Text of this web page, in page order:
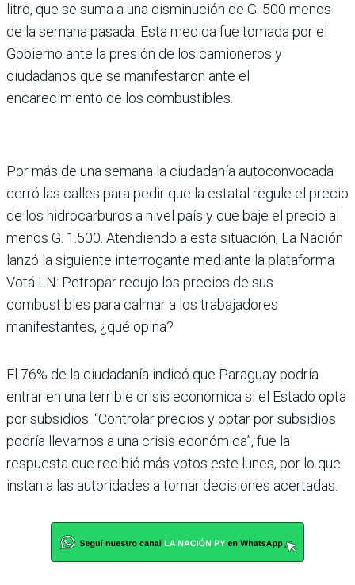
litro, que se suma a una disminución de G. 500 menos
de la semana pasada. Esta medida fue tomada por el
Gobierno ante la presión de los camioneros y
ciudadanos que se manifestaron ante el
encarecimiento de los combustibles.
Por más de una semana la ciudadanía autoconvocada
cerró las calles para pedir que la estatal regule el precio
de los hidrocarburos a nivel país y que baje el precio al
menos G. 1.500. Atendiendo a esta situación, La Nación
lanzó la siguiente interrogante mediante la plataforma
Votá LN: Petropar redujo los precios de sus
combustibles para calmar a los trabajadores
manifestantes, ¿qué opina?
El 76% de la ciudadanía indicó que Paraguay podría
entrar en una terrible crisis económica si el Estado opta
por subsidios. “Controlar precios y optar por subsidios
podría llevarnos a una crisis económica”, fue la
respuesta que recibió más votos este lunes, por lo que
instan a las autoridades a tomar decisiones acertadas.